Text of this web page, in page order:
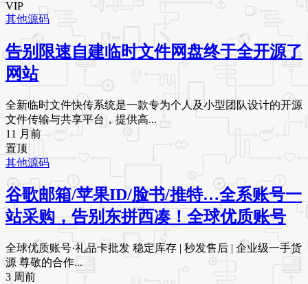
VIP
其他源码
告别限速自建临时文件网盘终于全开源了
网站
全新临时文件快传系统是一款专为个人及小型团队设计的开源
文件传输与共享平台，提供高...
11 月前
置顶
其他源码
谷歌邮箱/苹果ID/脸书/推特…全系账号一
站采购，告别东拼西凑！全球优质账号
全球优质账号·礼品卡批发 稳定库存 | 秒发售后 | 企业级一手货
源 尊敬的合作...
3 周前